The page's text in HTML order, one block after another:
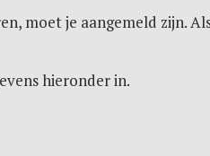
moet je aangemeld zijn.
hieronder in.